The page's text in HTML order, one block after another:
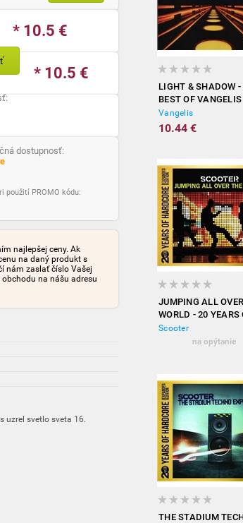
* 10.5 €
* 10.5 €
dostupnosť:
použití PROMO kódu:
najlepšej ceny. Ak
na daný produkt s
nám zaslať číslo Vašej
na nášu adresu
uzrel svetlo sveta 16.
LIGHT & SHADOW -
BEST OF VANGELIS
Vangelis
10.44 €
JUMPING ALL
WORLD - 20 YEARS
HARDCORE
EDITION)
Scooter
na opýtanie
THE STADIUM